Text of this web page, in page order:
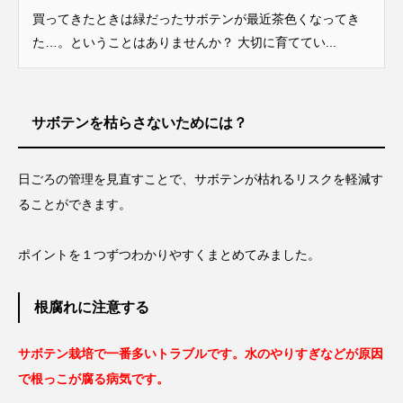
買ってきたときは緑だったサボテンが最近茶色くなってき
た…。ということはありませんか？ 大切に育ててい...
サボテンを枯らさないためには？
日ごろの管理を見直すことで、サボテンが枯れるリスクを軽減す
ることができます。
ポイントを１つずつわかりやすくまとめてみました。
根腐れに注意する
サボテン栽培で一番多いトラブルです。水のやりすぎなどが原因
で根っこが腐る病気です。